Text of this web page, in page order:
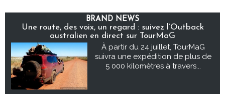
BRAND NEWS
Une route, des voix, un regard : suivez l’Outback
australien en direct sur TourMaG
À partir du 24 juillet, TourMaG
suivra une expédition de plus de
5 000 kilomètres à travers...